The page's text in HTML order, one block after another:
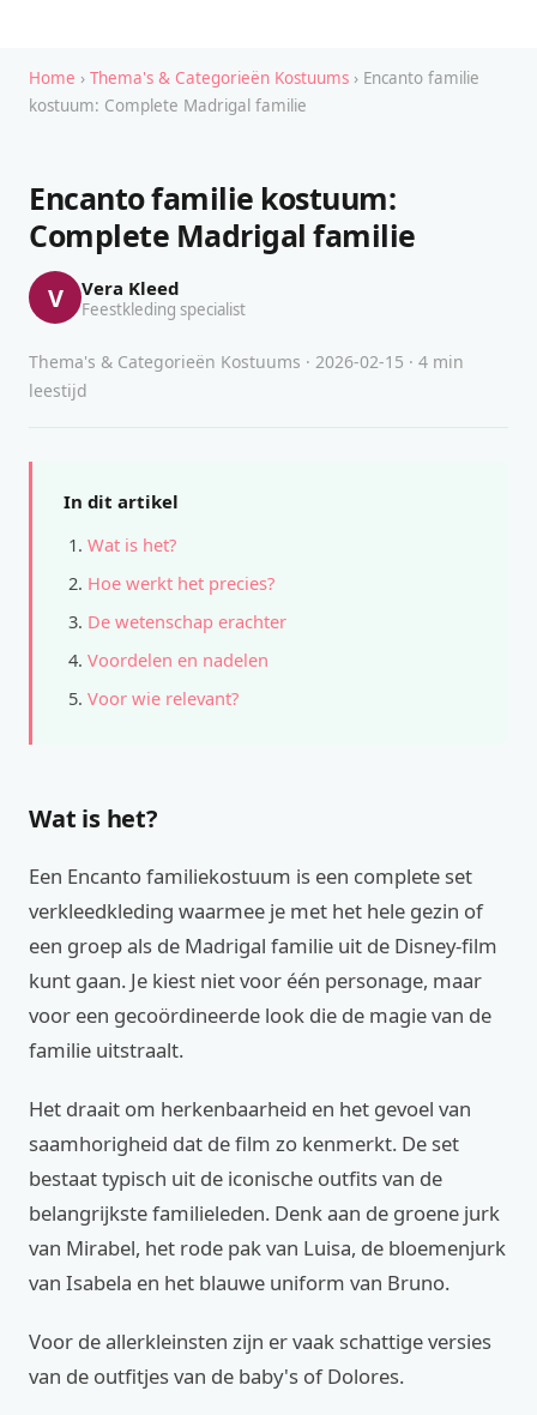
Home › Thema's & Categorieën Kostuums › Encanto familie
kostuum: Complete Madrigal familie
Encanto familie kostuum:
Complete Madrigal familie
V Vera Kleed
Feestkleding specialist
Thema's & Categorieën Kostuums · 2026-02-15 · 4 min
leestijd
In dit artikel
Wat is het?
Hoe werkt het precies?
De wetenschap erachter
Voordelen en nadelen
Voor wie relevant?
Wat is het?
Een Encanto familiekostuum is een complete set
verkleedkleding waarmee je met het hele gezin of
een groep als de Madrigal familie uit de Disney-film
kunt gaan. Je kiest niet voor één personage, maar
voor een gecoördineerde look die de magie van de
familie uitstraalt.
Het draait om herkenbaarheid en het gevoel van
saamhorigheid dat de film zo kenmerkt. De set
bestaat typisch uit de iconische outfits van de
belangrijkste familieleden. Denk aan de groene jurk
van Mirabel, het rode pak van Luisa, de bloemenjurk
van Isabela en het blauwe uniform van Bruno.
Voor de allerkleinsten zijn er vaak schattige versies
van de outfitjes van de baby's of Dolores.